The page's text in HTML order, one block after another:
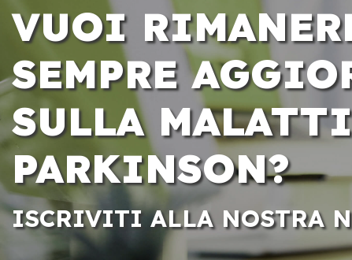
VUOI
SEMPRE
SULLA
PARKINSON?
ISCRIVITI ALLA NOSTRA